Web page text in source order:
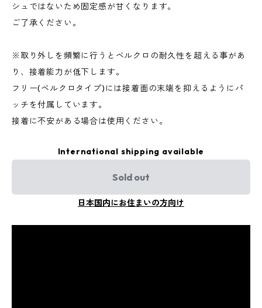
シュではないため固定感が甘くなります。
ご了承ください。
※取り外しを頻繁に行うとベルクロの耐久性を超える事があ
り、接着能力が低下します。
フリー(ベルクロタイプ)には接着面の末端を抑えるようにパ
ッチを付属しています。
接着に不安がある場合は使用ください。
International shipping available
Sold out
日本国内にお住まいの方向け